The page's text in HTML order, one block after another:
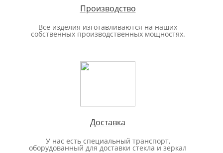
Производство
Все изделия изготавливаются на наших
собственных производственных мощностях.
Доставка
У нас есть специальный транспорт,
оборудованный для доставки стекла и зеркал